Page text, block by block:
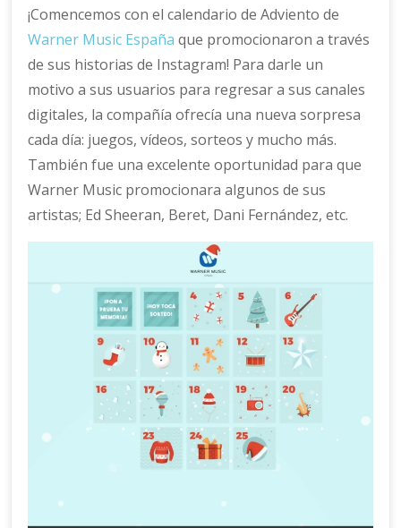
¡Comencemos con el calendario de Adviento de
Warner Music España que promocionaron a través
de sus historias de Instagram! Para darle un
motivo a sus usuarios para regresar a sus canales
digitales, la compañía ofrecía una nueva sorpresa
cada día: juegos, vídeos, sorteos y mucho más.
También fue una excelente oportunidad para que
Warner Music promocionara algunos de sus
artistas; Ed Sheeran, Beret, Dani Fernández, etc.